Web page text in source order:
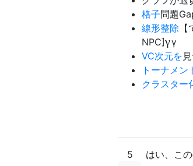
格子問題
線形整除
NPC]γγ
VC次元を
トーナメン
クラスター
5 はい、こ